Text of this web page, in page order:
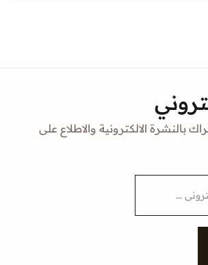
بالنشرة الالكترونية والاطلاع على